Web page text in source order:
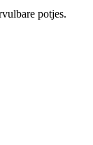
potjes.